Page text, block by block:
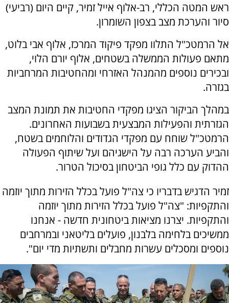
ראש המטה הכללי, רב-אלוף אייל זמיר, קיים היום (רביעי)
סיור והערכת מצב בצפון השומרון.
אל הרמטכ"ל התלוו מפקד פיקוד המרכז, אלוף אבי בלוט,
מתאם פעולות הממשלה בשטחים, אלוף יורם הלוי,
ובכירים נוספים מהמנהל האזרחי ומהחטיבות המרחביות
בגזרה.
במהלך הביקור הציגו מפקדי החטיבות את תמונת המצב
הגזרתית והפעילות המבצעית בשבועות האחרונים.
הרמטכ"ל שוחח עם מפקדי הגדודים והלוחמים בשטח,
והביע הערכה רבה על הישגיהם ועל שיתוף הפעולה
ההדוק עם כלל גופי הביטחון בסיכול הטרור.
זמיר הדגיש בדבריו כי צה"ל פועל בכלל הזירות מתוך יוזמה
והתקפיות: "צה"ל פועל בכלל הזירות מתוך יוזמה
והתקפיות. יצרנו מציאות ביטחונית חדשה - אנחנו
ממשיכים בלחימה בלבנון, פועלים בליטאני ובמרחבים
נוספים ומסכלים עשרות מחבלים ותשתיות מדי יום".